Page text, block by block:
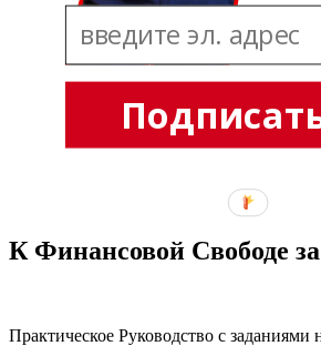
К Финансовой Свободе
Практическое Руководство с